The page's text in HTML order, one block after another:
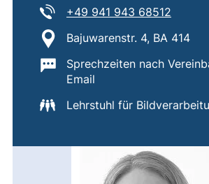
Tel:
+49 941 943 68512
Standort:
Bajuwarenstr. 4, BA 414
Wichtige Informationen:
Sprechzeiten nach
Email
Lehrstuhl für